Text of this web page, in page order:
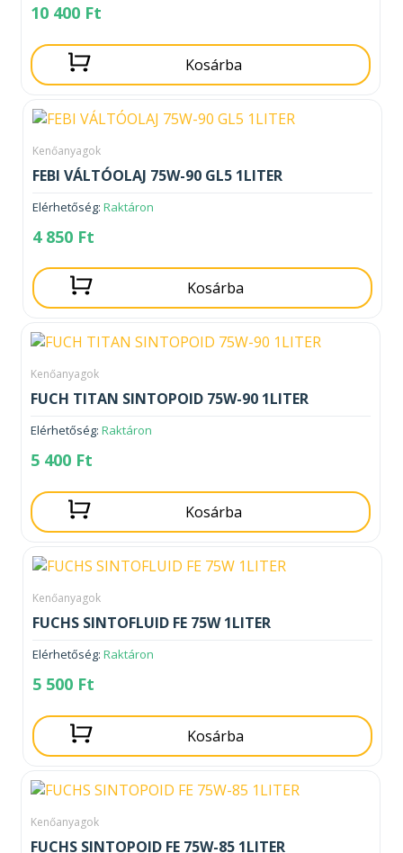
10 400 Ft
Kosárba
Kenőanyagok
FEBI VÁLTÓOLAJ 75W-90 GL5 1LITER
Elérhetőség: Raktáron
4 850 Ft
Kosárba
Kenőanyagok
FUCH TITAN SINTOPOID 75W-90 1LITER
Elérhetőség: Raktáron
5 400 Ft
Kosárba
Kenőanyagok
FUCHS SINTOFLUID FE 75W 1LITER
Elérhetőség: Raktáron
5 500 Ft
Kosárba
Kenőanyagok
FUCHS SINTOPOID FE 75W-85 1LITER